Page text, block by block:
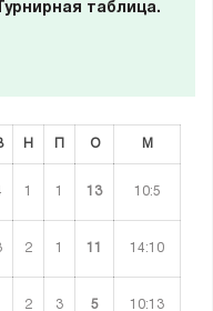
таблица.
Н О М
1 1 13 10:5
2 1 11 14:10
2 3 5 10:13